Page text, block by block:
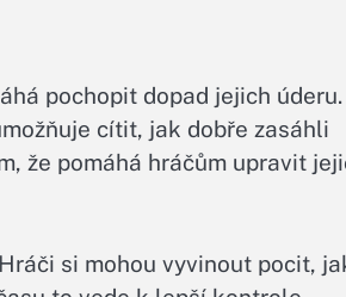
pochopit dopad jejich úderu.
cítit, jak dobře zasáhli
že pomáhá hráčům upravit
si mohou vyvinout pocit,